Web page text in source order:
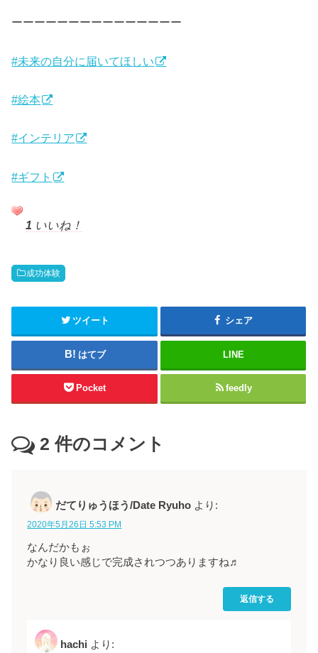
ーーーーーーーーーーーーーーー
#未来の自分に届いてほしい
#絵本
#インテリア
#ギフト
1 いいね！
成功体験
ツイート シェア
はてブ LINE
Pocket feedly
2 件のコメント
だてりゅうほう/Date Ryuho より:
2020年5月26日 5:53 PM
なんだかもぉ
かなり良い感じで完成されつつありますね♬
返信する
hachi より: